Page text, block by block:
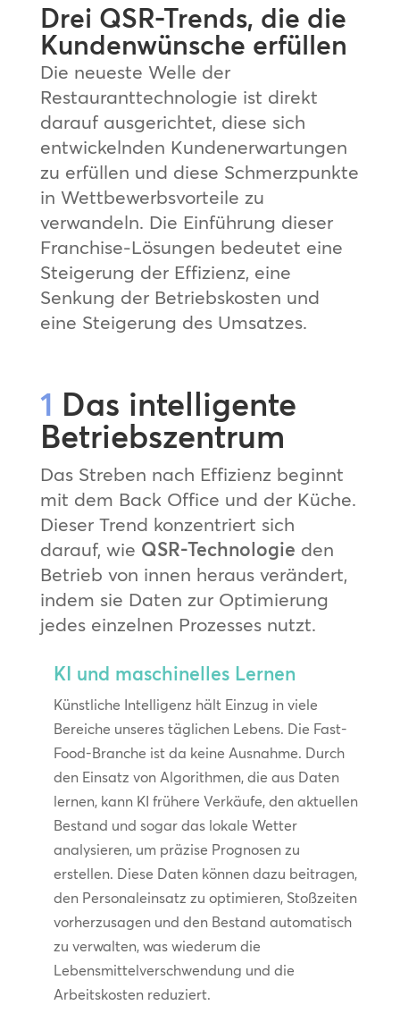
Drei QSR-Trends, die die
Kundenwünsche erfüllen
Die neueste Welle der
Restauranttechnologie ist direkt
darauf ausgerichtet, diese sich
entwickelnden Kundenerwartungen
zu erfüllen und diese Schmerzpunkte
in Wettbewerbsvorteile zu
verwandeln. Die Einführung dieser
Franchise-Lösungen bedeutet eine
Steigerung der Effizienz, eine
Senkung der Betriebskosten und
eine Steigerung des Umsatzes.
1 Das intelligente
Betriebszentrum
Das Streben nach Effizienz beginnt
mit dem Back Office und der Küche.
Dieser Trend konzentriert sich
darauf, wie QSR-Technologie den
Betrieb von innen heraus verändert,
indem sie Daten zur Optimierung
jedes einzelnen Prozesses nutzt.
KI und maschinelles Lernen
Künstliche Intelligenz hält Einzug in viele
Bereiche unseres täglichen Lebens. Die Fast-
Food-Branche ist da keine Ausnahme. Durch
den Einsatz von Algorithmen, die aus Daten
lernen, kann KI frühere Verkäufe, den aktuellen
Bestand und sogar das lokale Wetter
analysieren, um präzise Prognosen zu
erstellen. Diese Daten können dazu beitragen,
den Personaleinsatz zu optimieren, Stoßzeiten
vorherzusagen und den Bestand automatisch
zu verwalten, was wiederum die
Lebensmittelverschwendung und die
Arbeitskosten reduziert.